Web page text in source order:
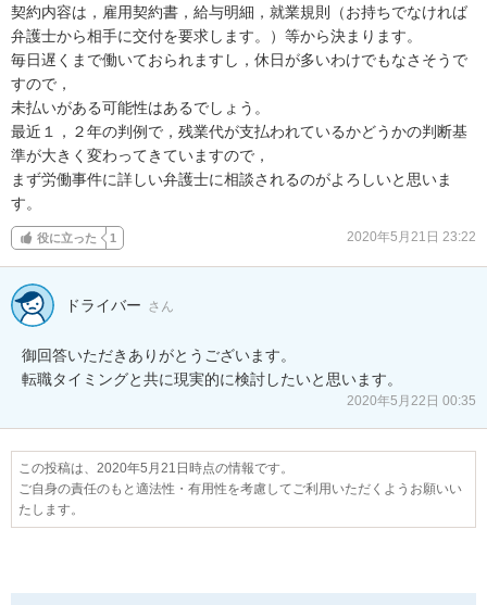
契約内容は，雇用契約書，給与明細，就業規則（お持ちでなければ
弁護士から相手に交付を要求します。）等から決まります。
毎日遅くまで働いておられますし，休日が多いわけでもなさそうで
すので，
未払いがある可能性はあるでしょう。
最近１，２年の判例で，残業代が支払われているかどうかの判断基
準が大きく変わってきていますので，
まず労働事件に詳しい弁護士に相談されるのがよろしいと思いま
す。
役に立った 1 2020年5月21日 23:22
ドライバー さん
御回答いただきありがとうございます。
転職タイミングと共に現実的に検討したいと思います。
2020年5月22日 00:35
この投稿は、2020年5月21日時点の情報です。
ご自身の責任のもと適法性・有用性を考慮してご利用いただくようお願いい
たします。